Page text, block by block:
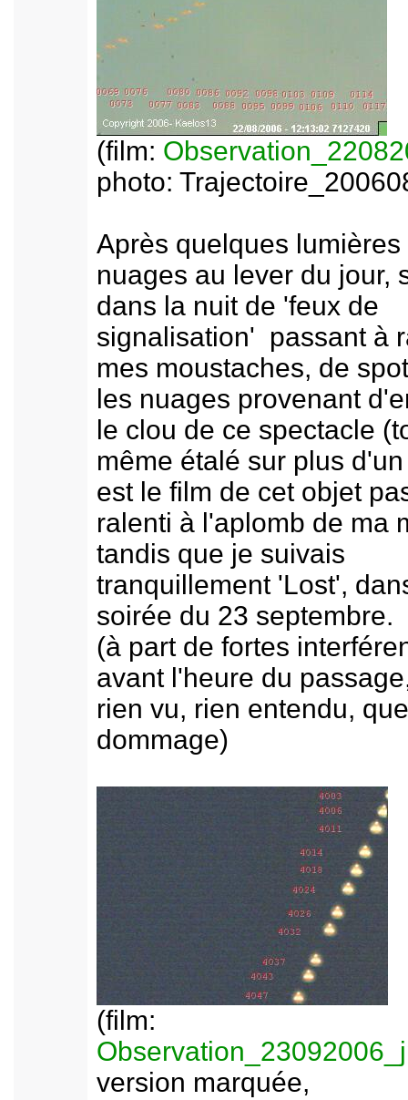
(film:
photo:
Après quelques
nuages au lever du jour,
dans la nuit de 'feux de
signalisation' passant à
mes moustaches, de
les nuages provenant
le clou de ce spectacle
même étalé sur plus
est le film de cet objet
ralenti à l'aplomb de ma
tandis que je suivais
tranquillement 'Lost',
soirée du 23 septembre.
(à part de fortes
avant l'heure du
rien vu, rien entendu,
dommage)
(film:
version marquée,